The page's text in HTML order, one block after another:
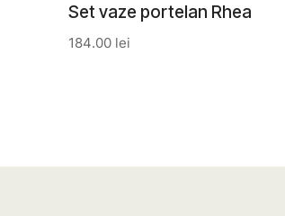
Set vaze portelan Rhea
184.00 lei